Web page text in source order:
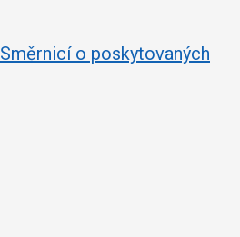
Směrnicí o poskytovaných